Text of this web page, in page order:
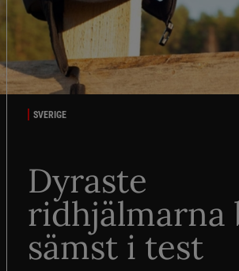
SVERIGE
Dyraste
ridhjälmarna
sämst i test